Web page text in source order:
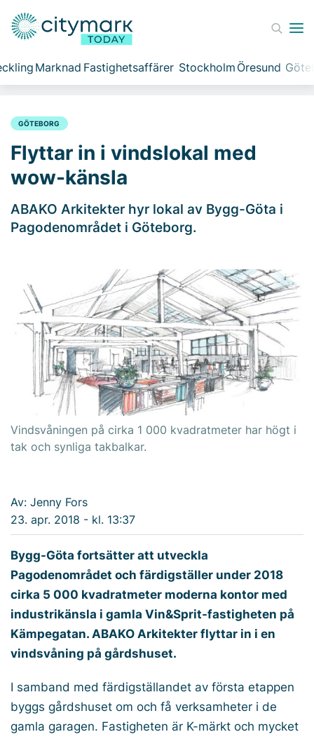
Marknad Fastighetsaffärer Stockholm Öresund
GÖTEBORG
Flyttar in i vindslokal med
wow-känsla
ABAKO Arkitekter hyr lokal av Bygg-Göta i
Pagodenområdet i Göteborg.
Vindsvåningen på cirka 1 000 kvadratmeter har högt i
tak och synliga takbalkar.
Av: Jenny Fors
23. apr. 2018 - kl. 13:37
Bygg-Göta fortsätter att utveckla
Pagodenområdet och färdigställer under 2018
cirka 5 000 kvadratmeter moderna kontor med
industrikänsla i gamla Vin&Sprit-fastigheten på
Kämpegatan. ABAKO Arkitekter flyttar in i en
vindsvåning på gårdshuset.
I samband med färdigställandet av första etappen
byggs gårdshuset om och få verksamheter i de
gamla garagen. Fastigheten är K-märkt och mycket